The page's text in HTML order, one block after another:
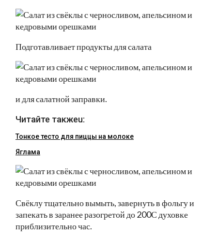
Подготавливает продукты для салата
и для салатной заправки.
Читайте такжеu:
Тонкое тесто для пиццы на молоке
Яглама
Свёклу тщательно вымыть, завернуть в фольгу и
запекать в заранее разогретой до 200С духовке
приблизительно час.